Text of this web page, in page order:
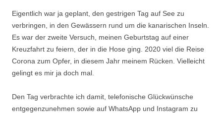
Eigentlich war ja geplant, den gestrigen Tag auf See zu
verbringen, in den Gewässern rund um die kanarischen Inseln.
Es war der zweite Versuch, meinen Geburtstag auf einer
Kreuzfahrt zu feiern, der in die Hose ging. 2020 viel die Reise
Corona zum Opfer, in diesem Jahr meinem Rücken. Vielleicht
gelingt es mir ja doch mal.
Den Tag verbrachte ich damit, telefonische Glückwünsche
entgegenzunehmen sowie auf WhatsApp und Instagram zu